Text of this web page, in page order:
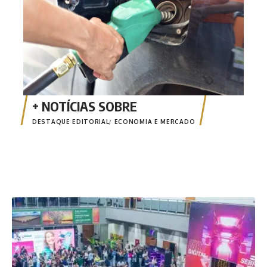
DESTAQUE EDITORIAL ECONOMIA E MERCADO